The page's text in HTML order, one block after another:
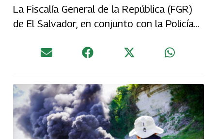
La Fiscalía General de la República (FGR)
de El Salvador, en conjunto con la Policía...